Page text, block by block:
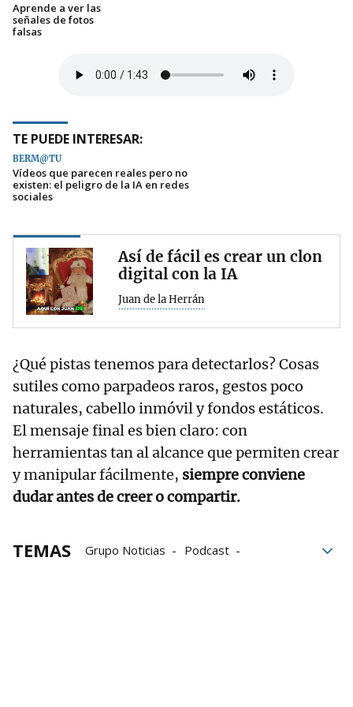
Aprende a ver las
señales de fotos
falsas
TE PUEDE INTERESAR:
BERM@TU
Vídeos que parecen reales pero no
existen: el peligro de la IA en redes
sociales
Así de fácil es crear un clon
digital con la IA
Juan de la Herrán
¿Qué pistas tenemos para detectarlos? Cosas
sutiles como parpadeos raros, gestos poco
naturales, cabello inmóvil y fondos estáticos.
El mensaje final es bien claro: con
herramientas tan al alcance que permiten crear
y manipular fácilmente, siempre conviene
dudar antes de creer o compartir.
TEMAS Grupo Noticias
Podcast